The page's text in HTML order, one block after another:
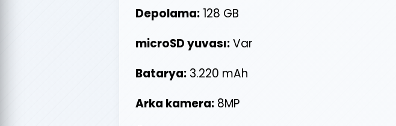
Depolama: 128 GB
microSD yuvası:Var
Batarya: 3.220 mAh
Arka kamera: 8MP